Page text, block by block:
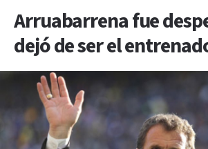
Arruabarrena fue
dejó de ser el